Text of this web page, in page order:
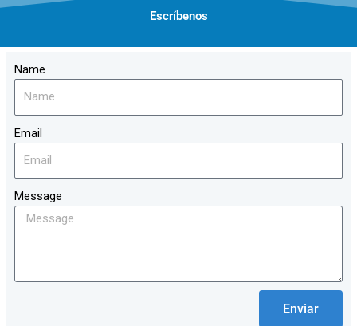
Escríbenos
Name
Email
Message
Enviar